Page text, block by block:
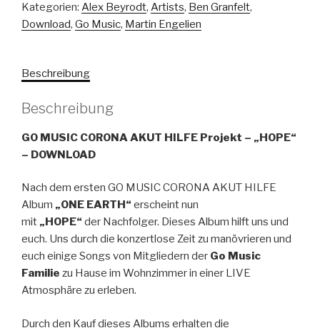
ALBUM
-
CD
Kategorien: Alex Beyrodt, Artists, Ben Granfelt,
Download, Go Music, Martin Engelien
Beschreibung
Beschreibung
GO MUSIC CORONA AKUT HILFE Projekt – „HOPE“
– DOWNLOAD
Nach dem ersten GO MUSIC CORONA AKUT HILFE
Album „ONE EARTH“ erscheint nun
mit „HOPE“ der Nachfolger. Dieses Album hilft uns und
euch. Uns durch die konzertlose Zeit zu manövrieren und
euch einige Songs von Mitgliedern der Go Music
Familie zu Hause im Wohnzimmer in einer LIVE
Atmosphäre zu erleben.
Durch den Kauf dieses Albums erhalten die